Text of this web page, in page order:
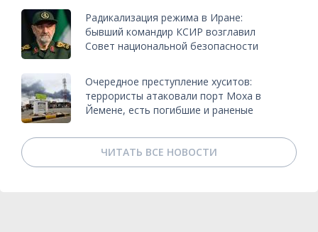
Радикализация режима в Иране:
бывший командир КСИР возглавил
Совет национальной безопасности
Очередное преступление хуситов:
террористы атаковали порт Моха в
Йемене, есть погибшие и раненые
ЧИТАТЬ ВСЕ НОВОСТИ